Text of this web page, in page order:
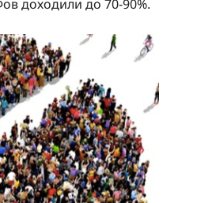
доходили до 70-90%.